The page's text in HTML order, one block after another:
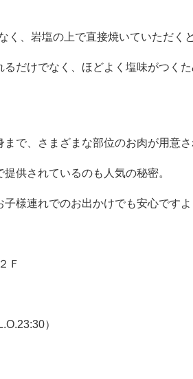
く、岩塩の上で直接焼いていただく
だけでなく、ほどよく塩味がつく
で、さまざまな部位のお肉が用意さ
供されているのも人気の秘密。
様連れでのお出かけでも安心ですよ
Ｆ
L.O.23:30）